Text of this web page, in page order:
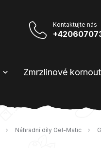
Zmrzlinové
Náhradní díly Gel-Matic